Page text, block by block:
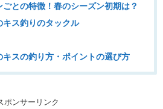
との特徴！春のシーズン初期は？
ス釣りのタックル
スの釣り方・ポイントの選び方
ポンサーリンク